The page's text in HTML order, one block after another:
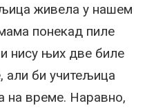
живела у нашем
понекад пиле
нису њих две биле
али би учитељица
на време. Наравно,